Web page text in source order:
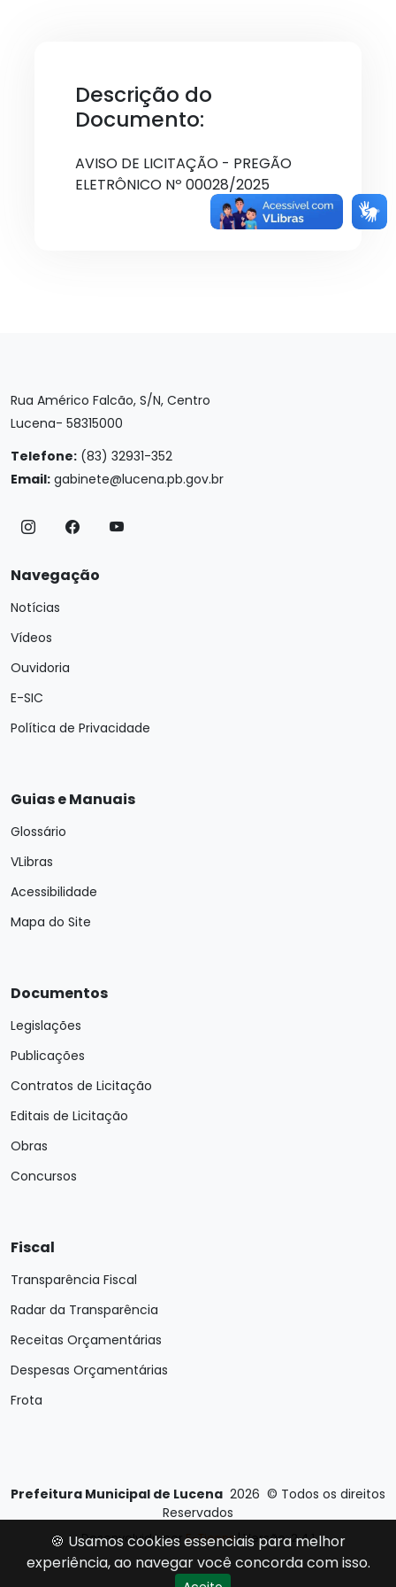
Descrição do
Documento:
AVISO DE LICITAÇÃO - PREGÃO
ELETRÔNICO Nº 00028/2025
Rua Américo Falcão, S/N, Centro
Lucena- 58315000
Telefone: (83) 32931-352
Email: gabinete@lucena.pb.gov.br
Navegação
Notícias
Vídeos
Ouvidoria
E-SIC
Política de Privacidade
Guias e Manuais
Glossário
VLibras
Acessibilidade
Mapa do Site
Documentos
Legislações
Publicações
Contratos de Licitação
Editais de Licitação
Obras
Concursos
Fiscal
Transparência Fiscal
Radar da Transparência
Receitas Orçamentárias
Despesas Orçamentárias
Frota
Prefeitura Municipal de Lucena 2026 © Todos os direitos
Reservados
Desenvolvido porE-Ticons| Versão: 2.4.1
🍪 Usamos cookies essenciais para melhor
experiência, ao navegar você concorda com isso.